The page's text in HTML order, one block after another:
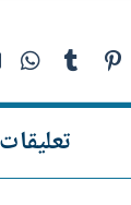
Reddit
Pinterest
تعليقات